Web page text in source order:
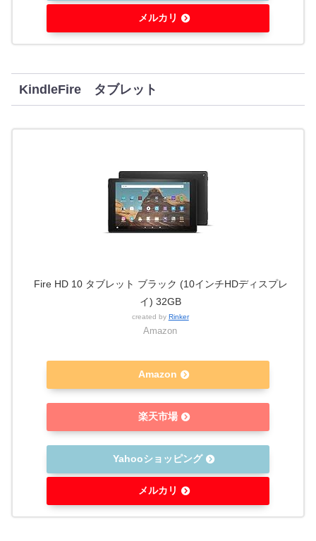
メルカリ
KindleFire タブレット
Fire HD 10 タブレット ブラック (10インチHDディスプレ
イ) 32GB
created by Rinker
Amazon
Amazon
楽天市場
Yahooショッピング
メルカリ